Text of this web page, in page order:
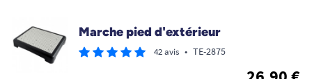
Marche pied d'extérieur
42 avis • TE-2875